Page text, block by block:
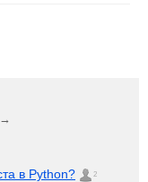
→
в Python? 2